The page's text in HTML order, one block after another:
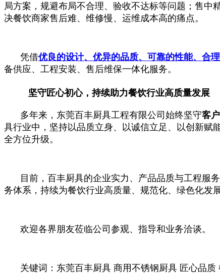
局方案，规避布局不合理、验收不达标等问题；售
决餐饮商家售后难、维修慢、运维成本高的痛点。
凭借优良的设计、优异的品质、可靠的性能、合
备供应、工程安装、售后维保一体化服务。
坚守匠心初心，持续助力餐饮行业高质量发展
多年来，东莞百丰厨具工程有限公司始终坚守客
具行业中，坚持以品质立身、以诚信立足、以创新赋
全方位升级。
目前，百丰厨具的企业实力、产品品质与工程服
务体系，持续为餐饮行业高质量、规范化、绿色化发
欢迎各界朋友莅临公司参观、指导和业务洽谈。
关键词：东莞百丰厨具 商用不锈钢厨具 匠心品